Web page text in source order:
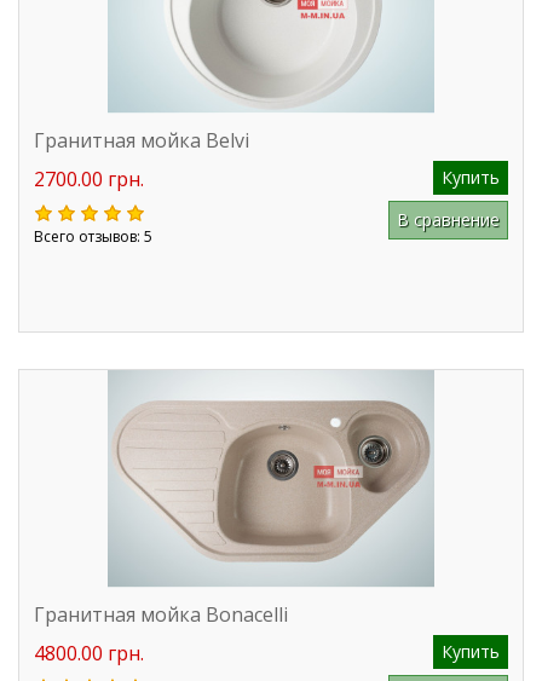
Гранитная мойка Belvi
2700.00 грн.
Купить
Всего отзывов: 5
В сравнение
Гранитная мойка Bonacelli
4800.00 грн.
Купить